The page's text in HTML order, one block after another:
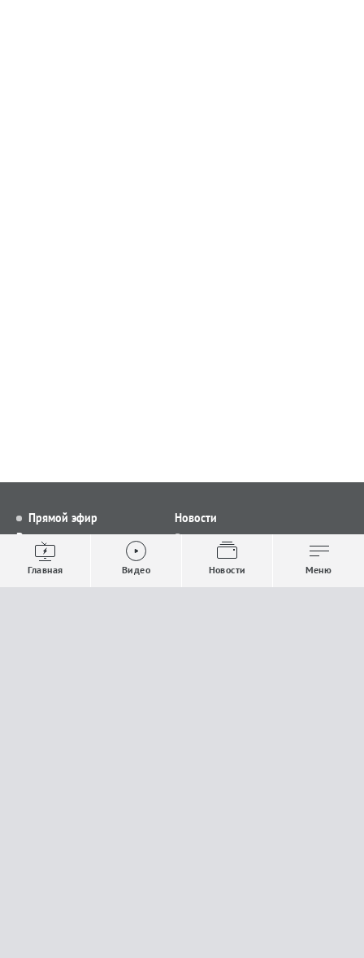
Прямой эфир
Видео
Выпуски новостей
Проекты
Новости
Все новости
Общество
Строительство и ЖКХ
Главная Видео Новости Меню